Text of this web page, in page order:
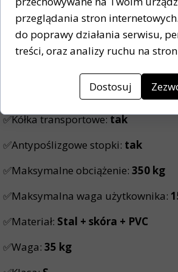
Długość:900 mm
Szerokość:
200-280 mm
9-stopniowa
regulacja
310 mm
3-stopniowaregulacja
✅Kółka transportowe:tak
✅Antypoślizgowe stopki: tak
✅Maksymalne obciążenie: 350 kg
✅Maksymalna waga użytkownika:
✅Materiał: Stal + skóra + PVC
✅Waga: 35 kg
przeglądania stron
do poprawy działania serwisu,
treści, oraz analizy ruchu na
Dostosuj